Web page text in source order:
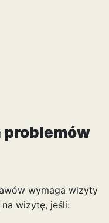
problemów
wymaga wizyty
wizytę, jeśli: